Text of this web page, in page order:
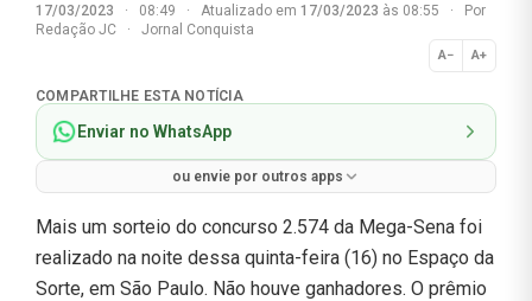
17/03/2023 · 08:49 · Atualizado em 17/03/2023 às 08:55 ·
Por
Redação JC
· Jornal Conquista
A− A+
Normal
COMPARTILHE ESTA NOTÍCIA
Enviar no WhatsApp
ou envie por outros apps
Mais um sorteio do concurso 2.574 da Mega-Sena foi
realizado na noite dessa quinta-feira (16) no Espaço da
Sorte, em São Paulo. Não houve ganhadores. O prêmio